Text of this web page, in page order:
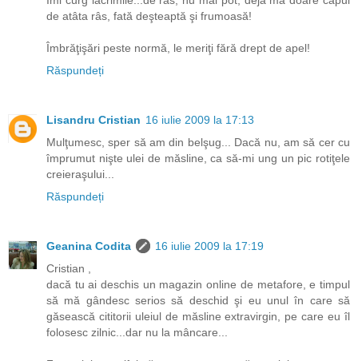
de atâta râs, fată deşteaptă şi frumoasă!
Îmbrăţişări peste normă, le meriţi fără drept de apel!
Răspundeți
Lisandru Cristian 16 iulie 2009 la 17:13
Mulţumesc, sper să am din belşug... Dacă nu, am să cer cu
împrumut nişte ulei de măsline, ca să-mi ung un pic rotiţele
creieraşului...
Răspundeți
Geanina Codita
16 iulie 2009 la 17:19
Cristian ,
dacă tu ai deschis un magazin online de metafore, e timpul
să mă gândesc serios să deschid şi eu unul în care să
găsească cititorii uleiul de măsline extravirgin, pe care eu îl
folosesc zilnic...dar nu la mâncare...